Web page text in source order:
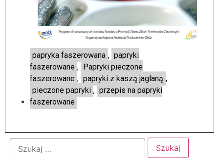
papryka faszerowana , papryki
faszerowane , Papryki pieczone
faszerowane , papryki z kaszą jaglaną ,
pieczone papryki , przepis na papryki
faszerowane